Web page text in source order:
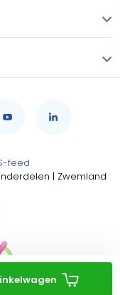
feed
| Zwemland